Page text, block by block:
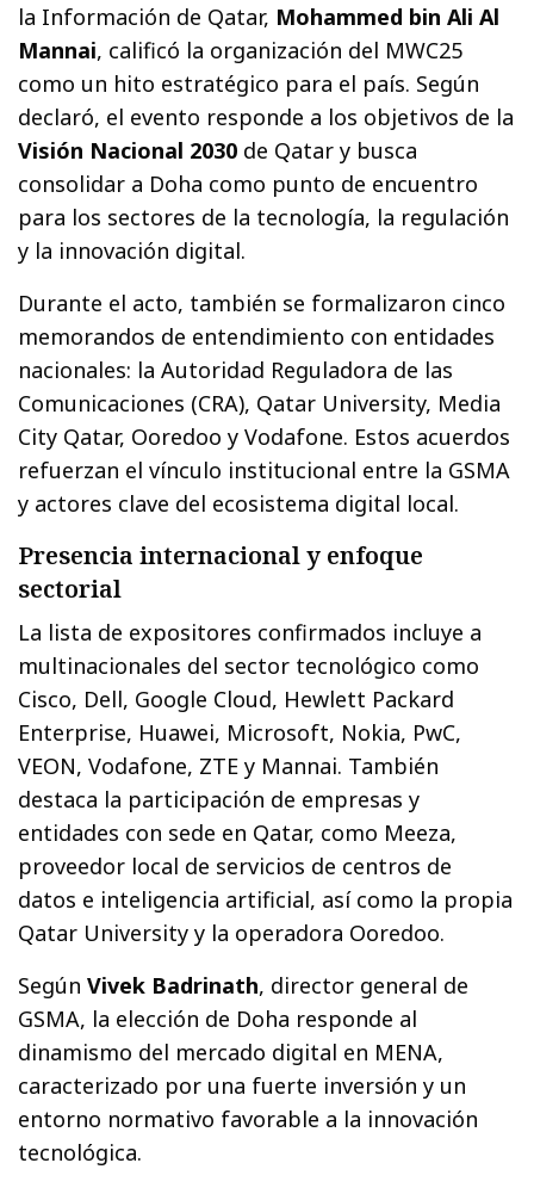
la Información de Qatar, Mohammed bin Ali Al
Mannai, calificó la organización del MWC25
como un hito estratégico para el país. Según
declaró, el evento responde a los objetivos de la
Visión Nacional 2030 de Qatar y busca
consolidar a Doha como punto de encuentro
para los sectores de la tecnología, la regulación
y la innovación digital.
Durante el acto, también se formalizaron cinco
memorandos de entendimiento con entidades
nacionales: la Autoridad Reguladora de las
Comunicaciones (CRA), Qatar University, Media
City Qatar, Ooredoo y Vodafone. Estos acuerdos
refuerzan el vínculo institucional entre la GSMA
y actores clave del ecosistema digital local.
Presencia internacional y enfoque
sectorial
La lista de expositores confirmados incluye a
multinacionales del sector tecnológico como
Cisco, Dell, Google Cloud, Hewlett Packard
Enterprise, Huawei, Microsoft, Nokia, PwC,
VEON, Vodafone, ZTE y Mannai. También
destaca la participación de empresas y
entidades con sede en Qatar, como Meeza,
proveedor local de servicios de centros de
datos e inteligencia artificial, así como la propia
Qatar University y la operadora Ooredoo.
SegúnVivek Badrinath, director general de
GSMA, la elección de Doha responde al
dinamismo del mercado digital en MENA,
caracterizado por una fuerte inversión y un
entorno normativo favorable a la innovación
tecnológica.